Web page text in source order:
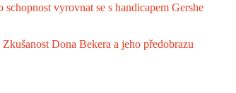
vyrovnat se s handicapem Gershe
Dona Bekera a jeho předobrazu